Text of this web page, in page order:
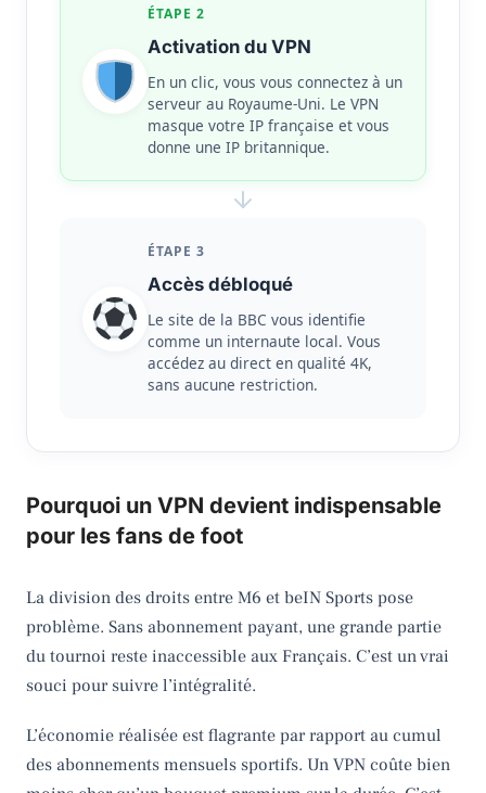
ÉTAPE 2
Activation du VPN
En un clic, vous vous connectez à un
serveur au Royaume-Uni. Le VPN
masque votre IP française et vous
donne une IP britannique.
ÉTAPE 3
Accès débloqué
Le site de la BBC vous identifie
comme un internaute local. Vous
accédez au direct en qualité 4K,
sans aucune restriction.
Pourquoi un VPN devient indispensable
pour les fans de foot
La division des droits entre M6 et beIN Sports pose
problème. Sans abonnement payant, une grande partie
du tournoi reste inaccessible aux Français. C’est un vrai
souci pour suivre l’intégralité.
L’économie réalisée est flagrante par rapport au cumul
des abonnements mensuels sportifs. Un VPN coûte bien